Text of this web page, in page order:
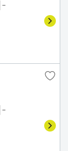
－
－